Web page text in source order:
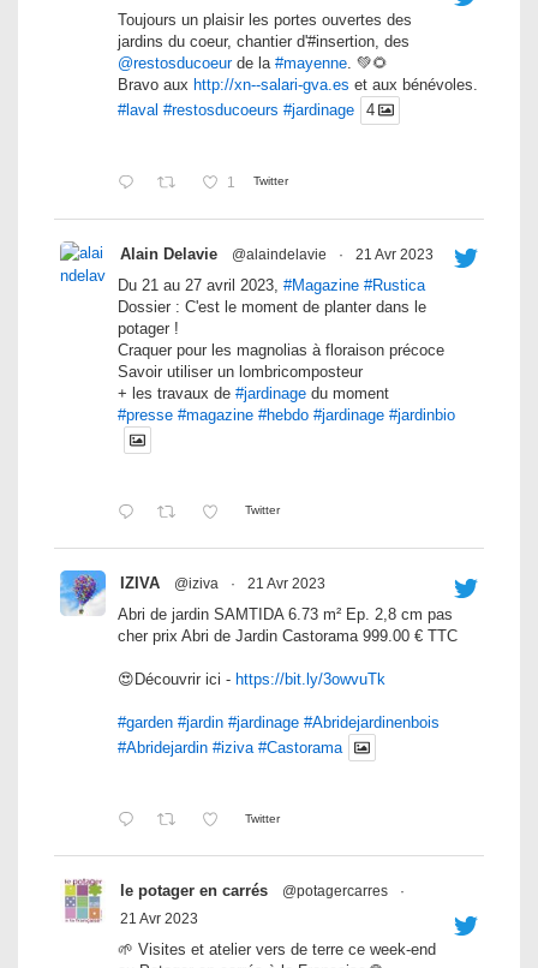
Toujours un plaisir les portes ouvertes des
jardins du coeur, chantier d'#insertion, des
@restosducoeurde la #mayenne. 💚🌻
Bravo aux http://xn--salari-gva.es et aux bénévoles.
#laval #restosducoeurs #jardinage 4
1 Twitter
Alain Delavie @alaindelavie · 21 Avr 2023
Du 21 au 27 avril 2023, #Magazine #Rustica
Dossier : C'est le moment de planter dans le
potager !
Craquer pour les magnolias à floraison précoce
Savoir utiliser un lombricomposteur
+ les travaux de #jardinage du moment
#presse #magazine #hebdo #jardinage #jardinbio
Twitter
IZIVA @iziva · 21 Avr 2023
Abri de jardin SAMTIDA 6.73 m² Ep. 2,8 cm pas
cher prix Abri de Jardin Castorama 999.00 € TTC
😍Découvrir ici - https://bit.ly/3owvuTk
#garden #jardin #jardinage #Abridejardinenbois
#Abridejardin #iziva #Castorama
Twitter
le potager en carrés @potagercarres
·
21 Avr 2023
🌱 Visites et atelier vers de terre ce week-end